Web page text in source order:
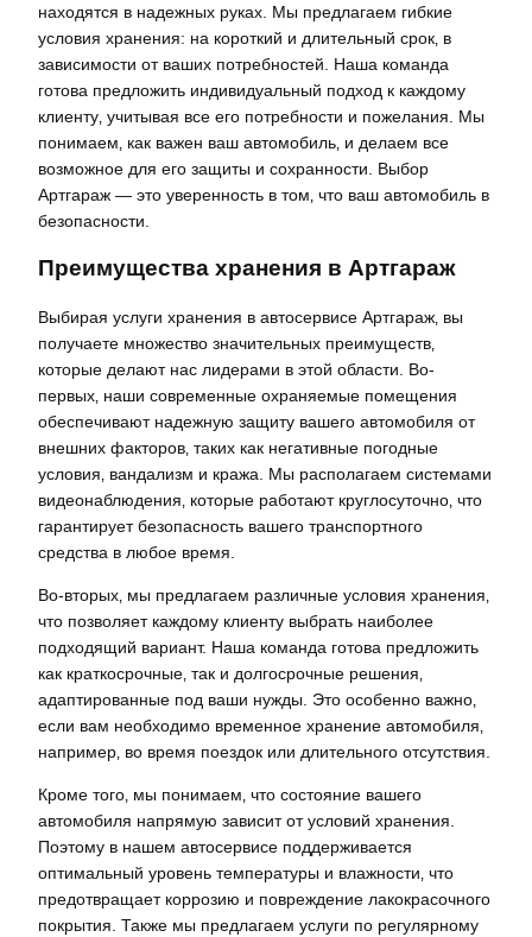
находятся в надежных руках. Мы предлагаем гибкие
условия хранения: на короткий и длительный срок‚ в
зависимости от ваших потребностей. Наша команда
готова предложить индивидуальный подход к каждому
клиенту‚ учитывая все его потребности и пожелания. Мы
понимаем‚ как важен ваш автомобиль‚ и делаем все
возможное для его защиты и сохранности. Выбор
Артгараж — это уверенность в том‚ что ваш автомобиль в
безопасности.
Преимущества хранения в Артгараж
Выбирая услуги хранения в автосервисе Артгараж‚ вы
получаете множество значительных преимуществ‚
которые делают нас лидерами в этой области. Во-
первых‚ наши современные охраняемые помещения
обеспечивают надежную защиту вашего автомобиля от
внешних факторов‚ таких как негативные погодные
условия‚ вандализм и кража. Мы располагаем системами
видеонаблюдения‚ которые работают круглосуточно‚ что
гарантирует безопасность вашего транспортного
средства в любое время.
Во-вторых‚ мы предлагаем различные условия хранения‚
что позволяет каждому клиенту выбрать наиболее
подходящий вариант. Наша команда готова предложить
как краткосрочные‚ так и долгосрочные решения‚
адаптированные под ваши нужды. Это особенно важно‚
если вам необходимо временное хранение автомобиля‚
например‚ во время поездок или длительного отсутствия.
Кроме того‚ мы понимаем‚ что состояние вашего
автомобиля напрямую зависит от условий хранения.
Поэтому в нашем автосервисе поддерживается
оптимальный уровень температуры и влажности‚ что
предотвращает коррозию и повреждение лакокрасочного
покрытия. Также мы предлагаем услуги по регулярному